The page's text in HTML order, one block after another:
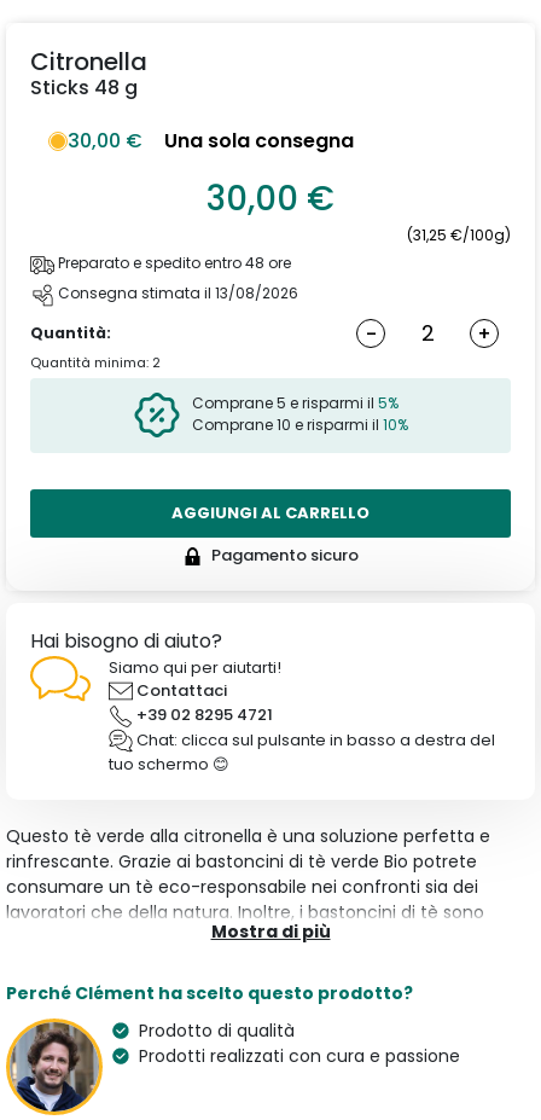
Citronella
Sticks 48 g
30,00 €
Una sola consegna
30,00 €
(31,25 €/100g)
Preparato e spedito entro 48 ore
Consegna stimata il 13/08/2026
Quantità:
- +
Quantità minima: 2
Comprane 5 e risparmi il 5%
Comprane 10 e risparmi il 10%
AGGIUNGI AL CARRELLO
Pagamento sicuro
Hai bisogno di aiuto?
Siamo qui per aiutarti!
Contattaci
+39 02 8295 4721
Chat: clicca sul pulsante in basso a destra del
tuo schermo 😊
Questo tè verde alla citronella è una soluzione perfetta e
rinfrescante. Grazie ai bastoncini di tè verde Bio potrete
consumare un tè eco-responsabile nei confronti sia dei
lavoratori che della natura. Inoltre, i bastoncini di tè sono
infinitamente riciclabili e, una volta che l'infusione sarà
bustina di carta.
Caratteristiche
Tipologia
Tè Verde
Mostra di più
Perché Clément ha scelto questo prodotto?
Prodotto di qualità
Prodotti realizzati con cura e passione